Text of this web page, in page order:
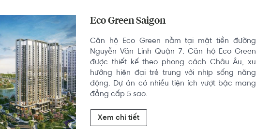
Eco Green Saigon
Căn hộ Eco Green nằm tại mặt tiền đường
Nguyễn Văn Linh Quận 7. Căn hộ Eco Green
được thiết kế theo phong cách Châu Âu, xu
hướng hiện đại trẻ trung với nhịp sống năng
động. Dự án có nhiều tiện ích vượt bậc mang
đẳng cấp 5 sao.
Xem chi tiết